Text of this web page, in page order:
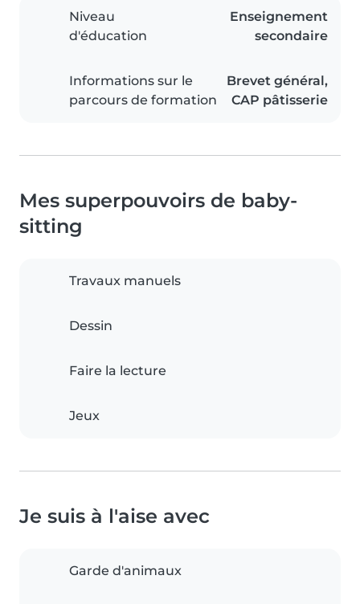
Niveau
d'éducation
Enseignement
secondaire
Informations sur le
parcours de formation
Brevet général,
CAP pâtisserie
Mes superpouvoirs de baby-
sitting
Travaux manuels
Dessin
Faire la lecture
Jeux
Je suis à l'aise avec
Garde d'animaux